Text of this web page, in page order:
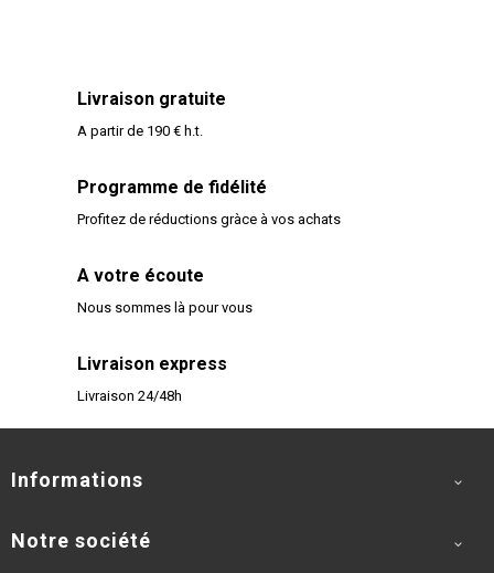
Livraison gratuite
A partir de 190 € h.t.
Programme de fidélité
Profitez de réductions gràce à vos achats
A votre écoute
Nous sommes là pour vous
Livraison express
Livraison 24/48h
Informations 
Notre société 